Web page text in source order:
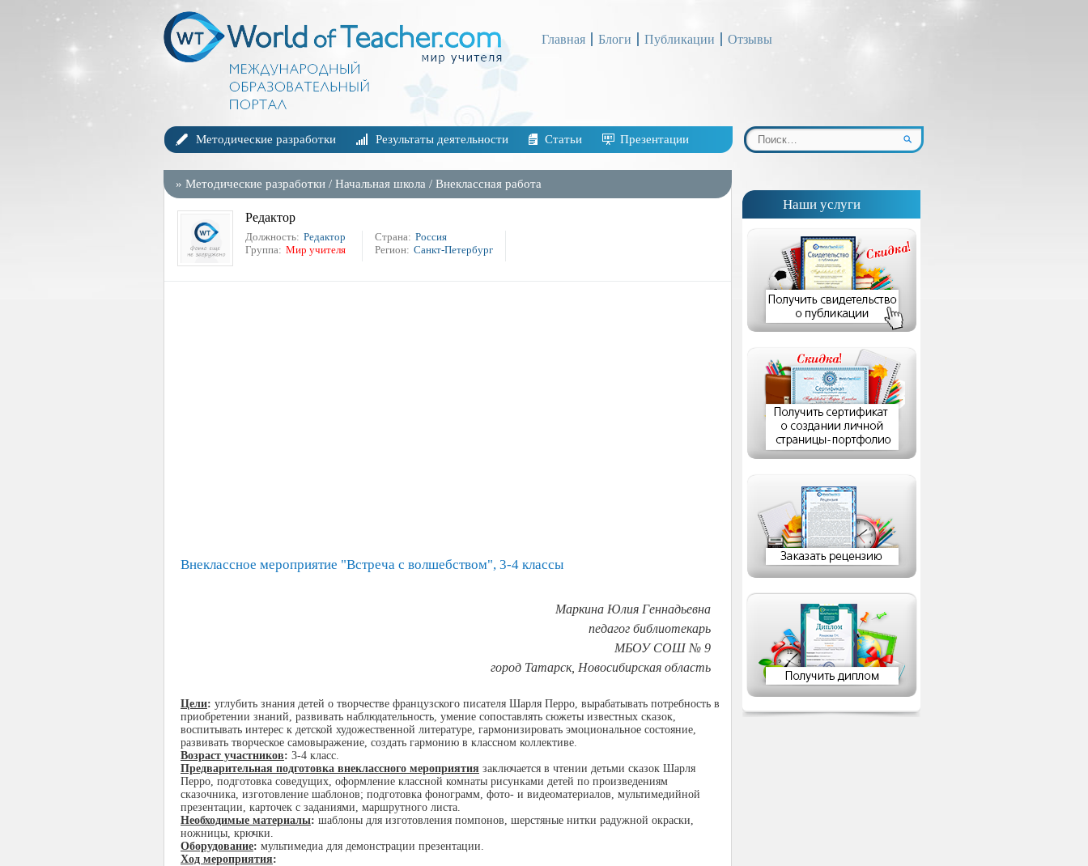
Главная Блоги Публикации Отзывы
Методические разработки Результаты деятельности Статьи Презентации
» Методические разработки / Начальная школа / Внеклассная работа
Редактор
Должность: Редактор
Группа: Мир учителя
Страна: Россия
Регион: Санкт-Петербург
Внеклассное мероприятие "Встреча с волшебством", 3-4 классы
Маркина Юлия Геннадьевна
педагог библиотекарь
МБОУ СОШ № 9
город Татарск, Новосибирская область
Цели: углубить знания детей о творчестве французского писателя Шарля Перро, вырабатывать потребность в
приобретении знаний, развивать наблюдательность, умение сопоставлять сюжеты известных сказок,
воспитывать интерес к детской художественной литературе, гармонизировать эмоциональное состояние,
развивать творческое самовыражение, создать гармонию в классном коллективе.
Возраст участников: 3-4 класс.
Предварительная подготовка внеклассного мероприятия заключается в чтении детьми сказок Шарля
Перро, подготовка соведущих, оформление классной комнаты рисунками детей по произведениям
сказочника, изготовление шаблонов; подготовка фонограмм, фото- и видеоматериалов, мультимедийной
презентации, карточек с заданиями, маршрутного листа.
Необходимые материалы: шаблоны для изготовления помпонов, шерстяные нитки радужной окраски,
ножницы, крючки.
Оборудование: мультимедиа для демонстрации презентации.
Ход мероприятия:
Наши услуги